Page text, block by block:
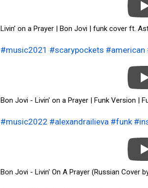
Livin' on a Prayer | Bon Jovi | funk cover ft.
#music2021 #scarypockets #american
Bon Jovi - Livin' on a Prayer | Funk Version |
#music2022 #alexandrailieva #funk
Bon Jovi - Livin' On A Prayer (Russian Cover